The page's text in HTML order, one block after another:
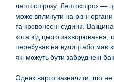
лептоспірозу. Лептоспіроз —
може вплинути на різні
та кровоносні судини.
кота від цього захворювання,
перебуває на вулиці або має
які можуть бути забруднені
Однак варто зазначити, що не